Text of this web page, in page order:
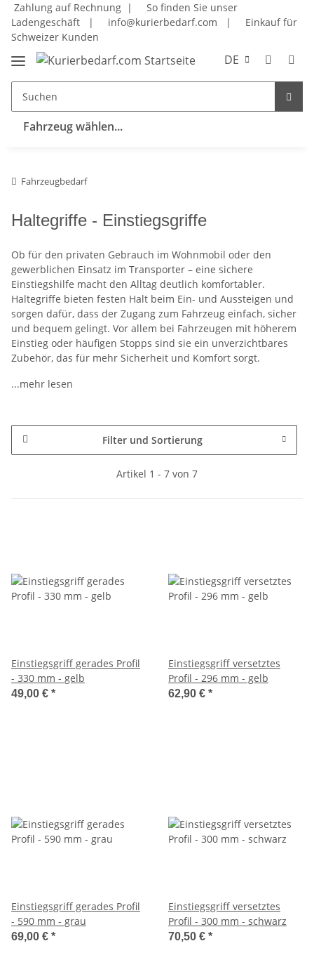
Zahlung auf Rechnung |
So finden Sie unser
Ladengeschäft
| info@kurierbedarf.com |
Einkauf für
Schweizer Kunden
DE
Fahrzeug wählen...
Fahrzeugbedarf
Haltegriffe - Einstiegsgriffe
Ob für den privaten Gebrauch im Wohnmobil oder den
gewerblichen Einsatz im Transporter – eine sichere
Einstiegshilfe macht den Alltag deutlich komfortabler.
Haltegriffe bieten festen Halt beim Ein- und Aussteigen und
sorgen dafür, dass der Zugang zum Fahrzeug einfach, sicher
und bequem gelingt. Vor allem bei Fahrzeugen mit höherem
Einstieg oder häufigen Stopps sind sie ein unverzichtbares
Zubehör, das für mehr Sicherheit und Komfort sorgt.
...mehr lesen
Filter und Sortierung
Artikel 1 - 7 von 7
Einstiegsgriff gerades Profil
- 330 mm - gelb
49,00 € *
Einstiegsgriff versetztes
Profil - 296 mm - gelb
62,90 € *
Einstiegsgriff gerades Profil
- 590 mm - grau
69,00 € *
Einstiegsgriff versetztes
Profil - 300 mm - schwarz
70,50 € *